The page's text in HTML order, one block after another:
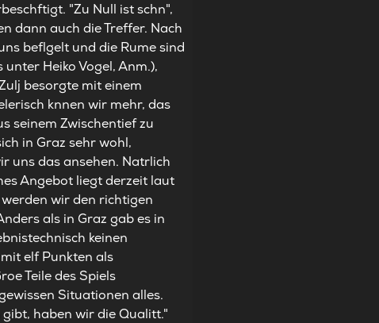
"Zu Null ist schn",
dann auch die Treffer. Nach
beflgelt und die Rume sind
Heiko Vogel, Anm.),
besorgte mit einem
knnen wir mehr, das
seinem Zwischentief zu
in Graz sehr wohl,
uns das ansehen. Natrlich
Angebot liegt derzeit laut
wir den richtigen
als in Graz gab es in
keinen
elf Punkten als
Teile des Spiels
Situationen alles.
haben wir die Qualitt."